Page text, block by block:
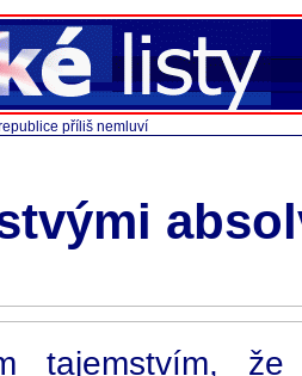
příliš nemluví
tajemstvím,